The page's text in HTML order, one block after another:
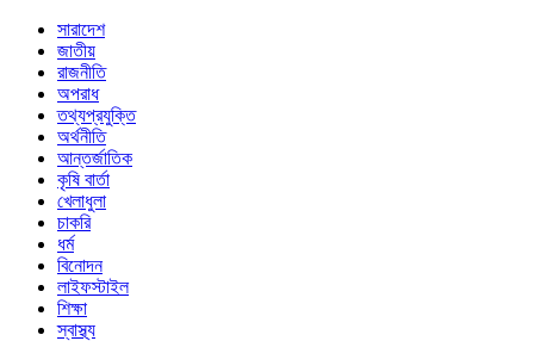
সারাদেশ
জাতীয়
রাজনীতি
অপরাধ
তথ্যপ্রযুক্তি
অর্থনীতি
আন্তর্জাতিক
কৃষি বার্তা
খেলাধুলা
চাকরি
ধর্ম
বিনোদন
লাইফস্টাইল
শিক্ষা
স্বাস্থ্য